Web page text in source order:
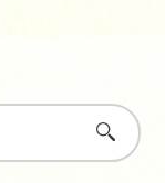
さがす